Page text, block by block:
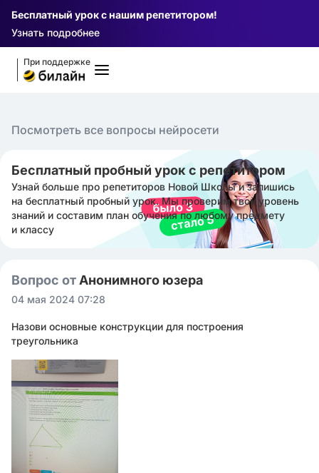
Бесплатный урок с нашим репетитором!
Узнать подробнее
При поддержке
Посмотреть все вопросы нейросети
Бесплатный пробный урок с репетитором
Узнай больше про репетиторов Новой Школы и запишись
на бесплатный пробный урок. Мы проверим твой уровень
знаний и составим план обучения по любому предмету
и классу
Вопрос от Анонимного юзера
04 мая 2024 07:28
Назови основные конструкции для построения
треугольника